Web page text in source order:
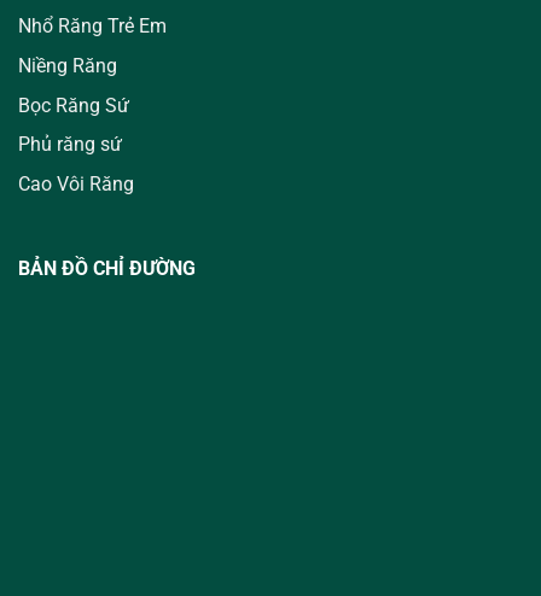
Nhổ Răng Trẻ Em
Niềng Răng
Bọc Răng Sứ
Phủ răng sứ
Cao Vôi Răng
BẢN ĐỒ CHỈ ĐƯỜNG